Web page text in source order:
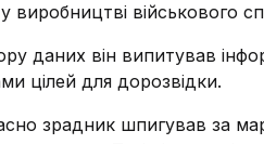
у виробництві військового
даних він випитував
цілей для дорозвідки.
зрадник шпигував за